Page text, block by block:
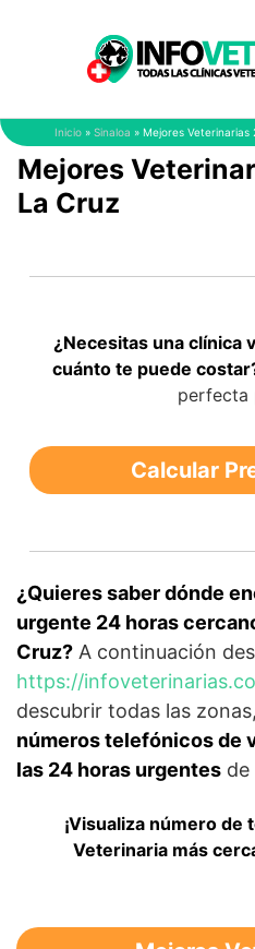
Inicio » Sinaloa » Mejores Veterinarias
Mejores
La Cruz
¿Necesitas una clínica
cuánto te puede
perfecta
Calcular
¿Quieres saber dónde
urgente 24 horas
Cruz? A continuación
https://
descubrir todas las zonas,
números telefónicos de
las 24 horas urgentes de
¡Visualiza número de
Veterinaria más